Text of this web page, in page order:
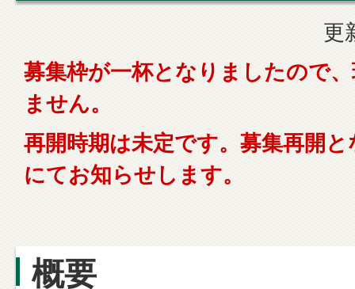
更
募集枠が一杯となりましたので
ません。
再開時期は未定です。募集再開
にてお知らせします。
概要